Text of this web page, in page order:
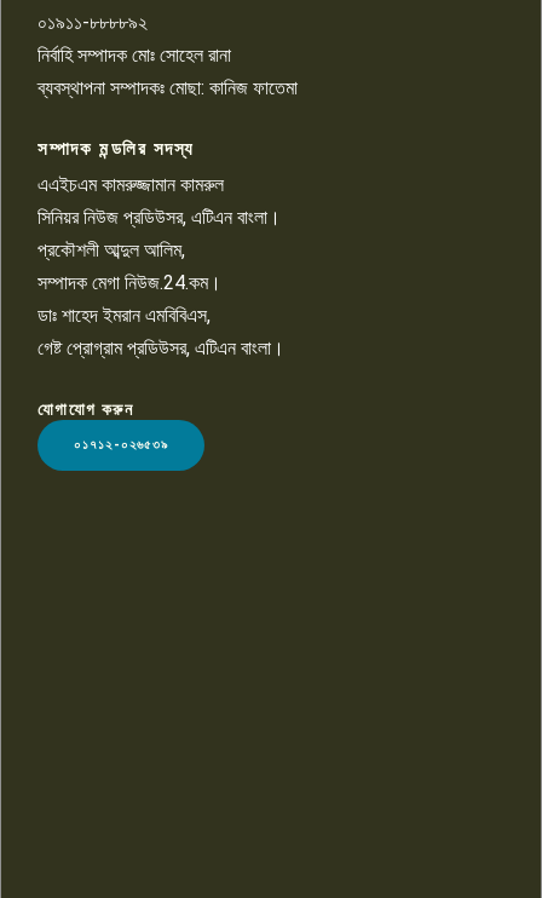
চাঁদাবাজি ও হয়রানির অভিযোগ
১০
LOGO
০১৯১১-৮৮৮৮৯২
নির্বাহি সম্পাদক মোঃ সোহেল রানা
ব্যবস্থাপনা সম্পাদকঃ মোছা: কানিজ ফাতেমা
সম্পাদক মন্ডলির সদস্য
এএইচএম কামরুজ্জামান কামরুল
সিনিয়র নিউজ প্রডিউসর, এটিএন বাংলা।
প্রকৌশলী আব্দুল আলিম,
সম্পাদক মেগা নিউজ.24.কম।
ডাঃ শাহেদ ইমরান এমবিবিএস,
গেষ্ট প্রোগ্রাম প্রডিউসর, এটিএন বাংলা।
যোগাযোগ করুন
০১৭১২-০২৬৫৩৯